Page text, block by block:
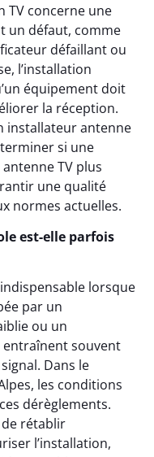
TV concerne une
un défaut, comme
défaillant ou
l’installation
équipement doit
la réception.
installateur antenne
si une
TV plus
une qualité
normes actuelles.
est-elle parfois
lorsque
par un
ou un
entraînent souvent
Dans le
les conditions
dérèglements.
rétablir
l’installation,